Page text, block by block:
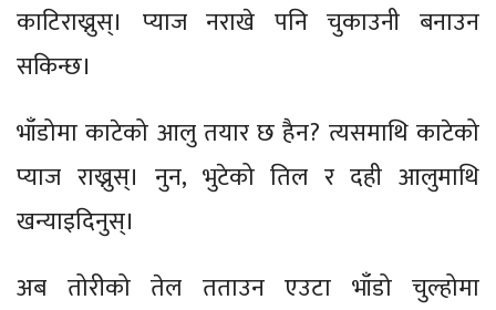
काटिराख्नुस्। प्याज नराखे पनि चुकाउनी बनाउन
सकिन्छ।
भाँडोमा काटेको आलु तयार छ हैन? त्यसमाथि काटेको
प्याज राख्नुस्। नुन, भुटेको तिल र दही आलुमाथि
खन्याइदिनुस्।
अब तोरीको तेल तताउन एउटा भाँडो चुल्होमा